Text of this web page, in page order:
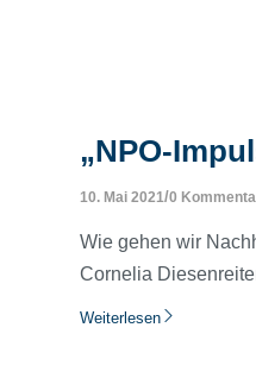
„NPO-
10. Mai 2021 /0
Wie gehen wir
Cornelia
Weiterlesen